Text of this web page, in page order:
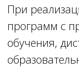
При
программ с
обучения,